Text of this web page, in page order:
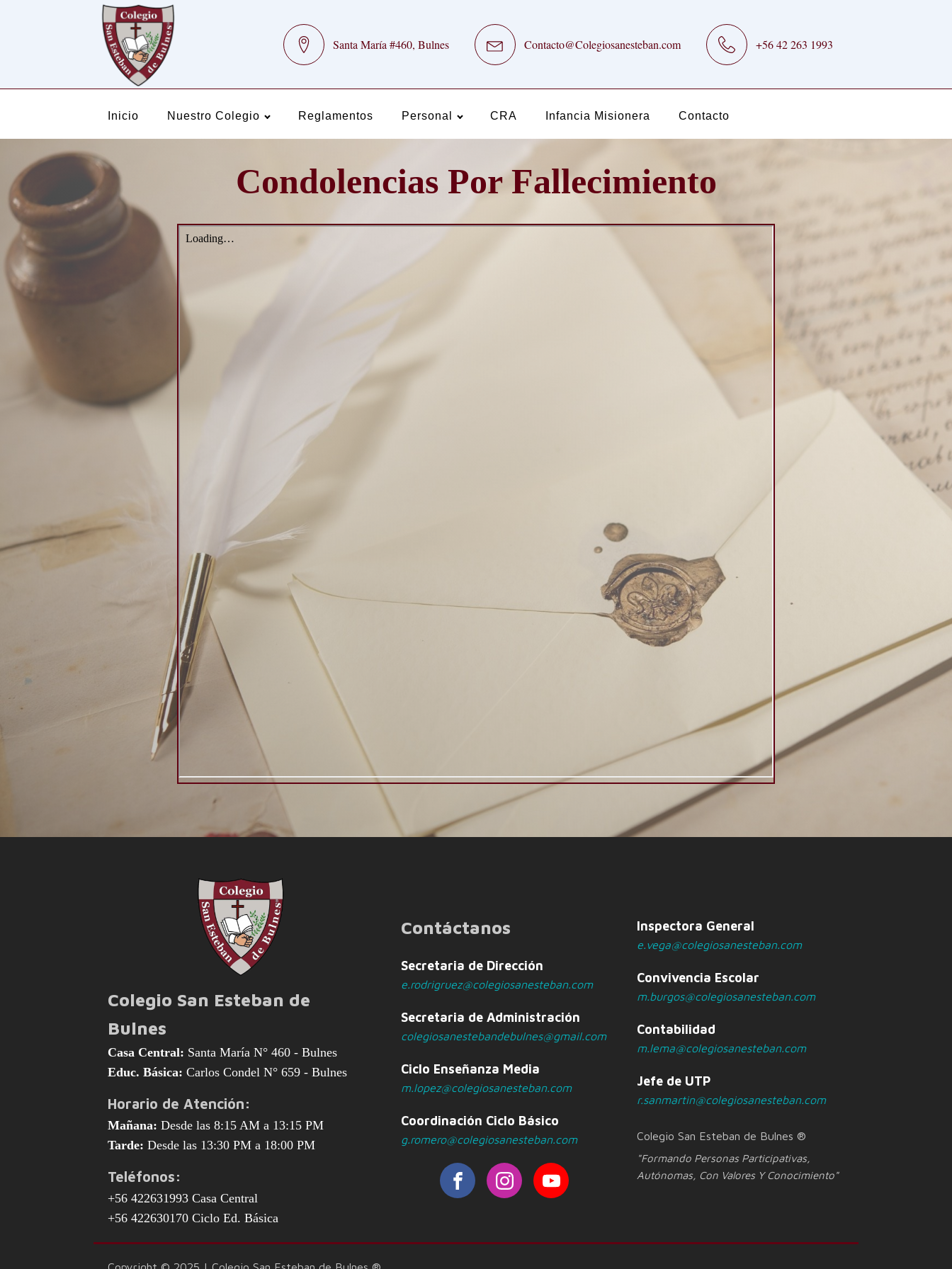
Santa María #460, Bulnes Contacto@Colegiosanesteban.com +56 42 263 1993
Inicio Nuestro Colegio Reglamentos Personal CRA Infancia Misionera Contacto
Condolencias Por Fallecimiento
Colegio San Esteban de
Bulnes
Casa Central: Santa María N° 460 - Bulnes
Educ. Básica: Carlos Condel N° 659 - Bulnes
Horario de Atención:
Mañana: Desde las 8:15 AM a 13:15 PM
Tarde: Desde las 13:30 PM a 18:00 PM
Teléfonos:
+56 422631993 Casa Central
+56 422630170 Ciclo Ed. Básica
Contáctanos
Secretaria de Dirección
e.rodrigruez@colegiosanesteban.com
Secretaria de Administración
colegiosanestebandebulnes@gmail.com
Ciclo Enseñanza Media
m.lopez@colegiosanesteban.com
Coordinación Ciclo Básico
g.romero@colegiosanesteban.com
Inspectora General
e.vega@colegiosanesteban.com
Convivencia Escolar
m.burgos@colegiosanesteban.com
Contabilidad
m.lema@colegiosanesteban.com
Jefe de UTP
r.sanmartin@colegiosanesteban.com
Colegio San Esteban de Bulnes ®
"Formando Personas Participativas,
Autónomas, Con Valores Y Conocimiento"